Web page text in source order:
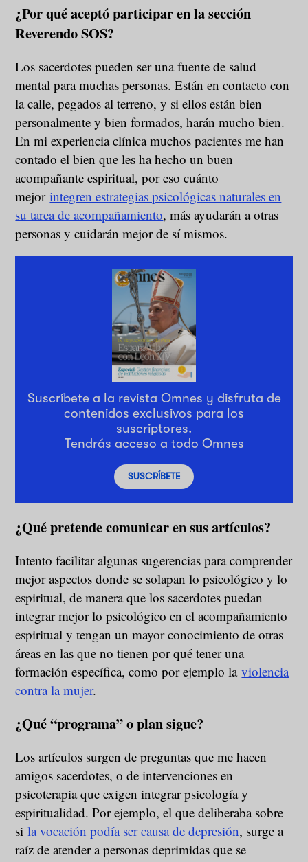
¿Por qué aceptó participar en la sección
Reverendo SOS?
Los sacerdotes pueden ser una fuente de salud
mental para muchas personas. Están en contacto con
la calle, pegados al terreno, y si ellos están bien
personalmente y bien formados, harán mucho bien.
En mi experiencia clínica muchos pacientes me han
contado el bien que les ha hecho un buen
acompañante espiritual, por eso cuánto
mejorintegren estrategias psicológicas naturales en
su tarea de acompañamiento, más ayudarán a otras
personas y cuidarán mejor de sí mismos.
Suscríbete a la revista Omnes y disfruta de
contenidos exclusivos para los
suscriptores.
Tendrás acceso a todo Omnes
SUSCRÍBETE
¿Qué pretende comunicar en sus artículos?
Intento facilitar algunas sugerencias para comprender
mejor aspectos donde se solapan lo psicológico y lo
espiritual, de manera que los sacerdotes puedan
integrar mejor lo psicológico en el acompañamiento
espiritual y tengan un mayor conocimiento de otras
áreas en las que no tienen por qué tener una
formación específica, como por ejemplo laviolencia
contra la mujer.
¿Qué “programa” o plan sigue?
Los artículos surgen de preguntas que me hacen
amigos sacerdotes, o de intervenciones en
psicoterapia que exigen integrar psicología y
espiritualidad. Por ejemplo, el que deliberaba sobre
sila vocación podía ser causa de depresión, surge a
raíz de atender a personas deprimidas que se